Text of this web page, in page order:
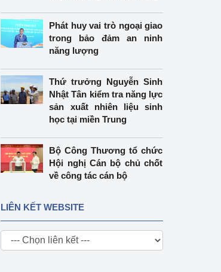
Phát huy vai trò ngoại giao
trong bảo đảm an ninh
năng lượng
Thứ trưởng Nguyễn Sinh
Nhật Tân kiểm tra năng lực
sản xuất nhiên liệu sinh
học tại miền Trung
Bộ Công Thương tổ chức
Hội nghị Cán bộ chủ chốt
về công tác cán bộ
LIÊN KẾT WEBSITE